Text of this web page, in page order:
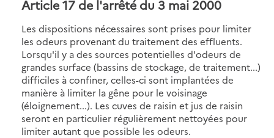
Article 17 de l'arrêté du 3 mai 2000
Les dispositions nécessaires sont prises pour limiter
les odeurs provenant du traitement des effluents.
Lorsqu'il y a des sources potentielles d'odeurs de
grandes surface (bassins de stockage, de traitement...)
difficiles à confiner, celles-ci sont implantées de
manière à limiter la gêne pour le voisinage
(éloignement...). Les cuves de raisin et jus de raisin
seront en particulier régulièrement nettoyées pour
limiter autant que possible les odeurs.